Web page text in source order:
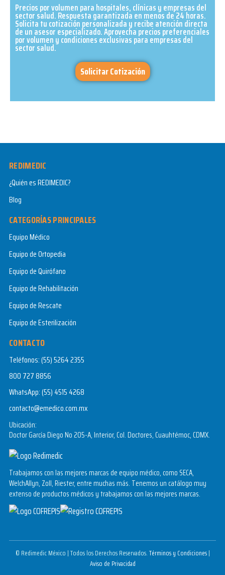
Precios por volumen para hospitales, clínicas y empresas del
sector salud. Respuesta garantizada en menos de 24 horas.
Solicita tu cotización personalizada y recibe atención directa
de un asesor especializado. Aprovecha precios preferenciales
por volumen y condiciones exclusivas para empresas del
sector salud.​
Solicitar Cotización
REDIMEDIC
¿Quién es REDIMEDIC?
Blog
CATEGORÍAS PRINCIPALES
Equipo Médico
Equipo de Ortopedia
Equipo de Quirófano
Equipo de Rehabilitación
Equipo de Rescate
Equipo de Esterilización
CONTACTO
Teléfonos:(55) 5264 2355
800 727 8856
WhatsApp:(55) 4515 4268
contacto@emedico.com.mx
Ubicación:
Doctor García Diego No 205-A, Interior, Col. Doctores, Cuauhtémoc, CDMX.
Trabajamos con las mejores marcas de equipo médico, como SECA,
WelchAllyn, Zoll, Riester, entre muchas más. Tenemos un catálogo muy
extenso de productos médicos y trabajamos con las mejores marcas.
© Redimedic México | Todos los Derechos Reservados.Términos y Condiciones|
Aviso de Privacidad